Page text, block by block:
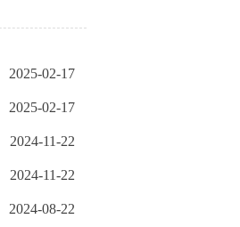
2025-02-17
2025-02-17
2024-11-22
2024-11-22
2024-08-22